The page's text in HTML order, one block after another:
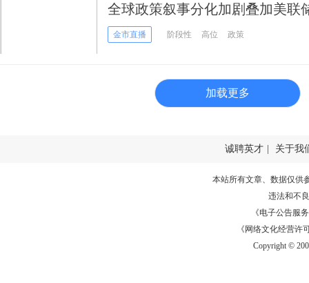
全球政策叙事分化加剧叠加美联
避险与利率预期博弈中维持高位
金市直播 阶段性 高位 政策
加载更多
诚聘英才 | 关于我
本站所有文章、数据仅供
违法和不
《电子公告服务
《网络文化经营许
Copyright ©